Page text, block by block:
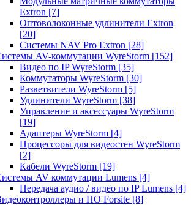
Extron [7]
Оптоволоконные удлинители Extron
[20]
Системы NAV Pro Extron [28]
AV-коммутации WyreStorm [152]
Видео по IP WyreStorm [35]
Коммутаторы WyreStorm [30]
Разветвители WyreStorm [5]
Удлинители WyreStorm [38]
Управление и аксессуары WyreStorm
[19]
Адаптеры WyreStorm [4]
Процессоры для видеостен WyreStorm
[2]
Кабели WyreStorm [19]
AV коммутации Lumens [4]
Передача аудио / видео по IP Lumens [4]
и ПО Forsite [8]